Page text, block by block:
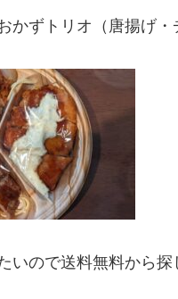
かずトリオ（唐揚げ
いので送料無料から探